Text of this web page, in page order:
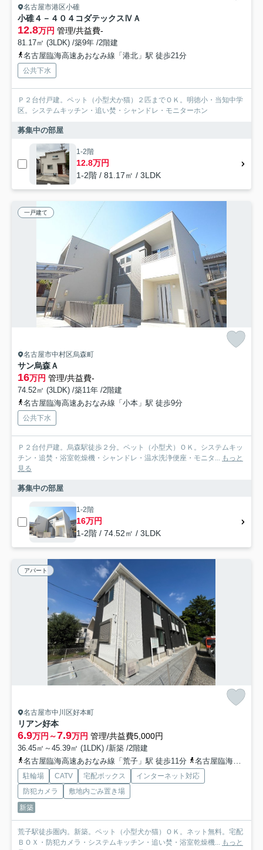
名古屋市港区小碓
小碓４－４０４コダテックスⅣＡ
12.8万円 管理/共益費-
81.17㎡ (3LDK) /築9年 /2階建
名古屋臨海高速あおなみ線「港北」駅 徒歩21分
公共下水
Ｐ２台付戸建。ペット（小型犬か猫）２匹までＯＫ。明徳小・当知中学
区。システムキッチン・追い焚・シャンドレ・モニターホン
募集中の部屋
1-2階
12.8万円
1-2階 / 81.17㎡ / 3LDK
一戸建て
名古屋市中村区烏森町
サン烏森Ａ
16万円 管理/共益費-
74.52㎡ (3LDK) /築11年 /2階建
名古屋臨海高速あおなみ線「小本」駅 徒歩9分
公共下水
Ｐ２台付戸建。烏森駅徒歩２分。ペット（小型犬）ＯＫ。システムキッ
チン・追焚・浴室乾燥機・シャンドレ・温水洗浄便座・モニタ... もっと
見る
募集中の部屋
1-2階
16万円
1-2階 / 74.52㎡ / 3LDK
アパート
名古屋市中川区好本町
リアン好本
6.9万円～7.9万円 管理/共益費5,000円
36.45㎡～45.39㎡ (1LDK) /新築 /2階建
名古屋臨海高速あおなみ線「荒子」駅 徒歩11分
名古屋臨海高速あおなみ線「小本」駅 徒歩17分
駐輪場 CATV 宅配ボックス
インターネット対応
防犯カメラ
敷地内ごみ置き場
新築
荒子駅徒歩圏内。新築。ペット（小型犬か猫）ＯＫ。ネット無料。宅配
ＢＯＸ・防犯カメラ・システムキッチン・追い焚・浴室乾燥機... もっと